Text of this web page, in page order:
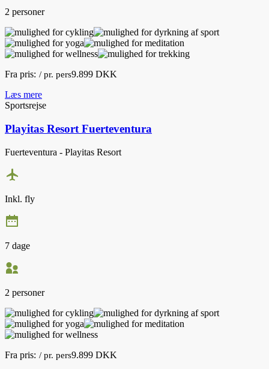
2 personer
Fra pris: / pr. pers9.899 DKK
Læs mere
Sportsrejse
Playitas Resort Fuerteventura
Fuerteventura - Playitas Resort
Inkl. fly
7 dage
2 personer
Fra pris: / pr. pers9.899 DKK